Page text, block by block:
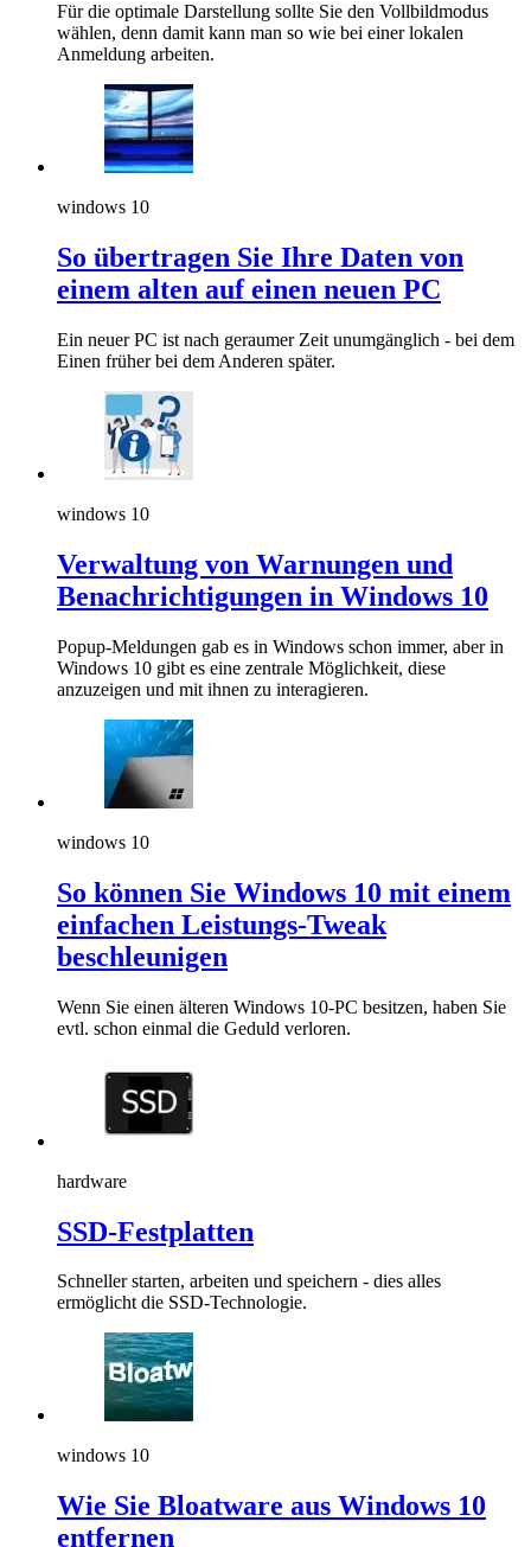
Für die optimale Darstellung sollte Sie den Vollbildmodus
wählen, denn damit kann man so wie bei einer lokalen
Anmeldung arbeiten.
windows 10
So übertragen Sie Ihre Daten von
einem alten auf einen neuen PC
Ein neuer PC ist nach geraumer Zeit unumgänglich - bei dem
Einen früher bei dem Anderen später.
windows 10
Verwaltung von Warnungen und
Benachrichtigungen in Windows 10
Popup-Meldungen gab es in Windows schon immer, aber in
Windows 10 gibt es eine zentrale Möglichkeit, diese
anzuzeigen und mit ihnen zu interagieren.
windows 10
So können Sie Windows 10 mit einem
einfachen Leistungs-Tweak
beschleunigen
Wenn Sie einen älteren Windows 10-PC besitzen, haben Sie
evtl. schon einmal die Geduld verloren.
hardware
SSD-Festplatten
Schneller starten, arbeiten und speichern - dies alles
ermöglicht die SSD-Technologie.
windows 10
Wie Sie Bloatware aus Windows 10
entfernen